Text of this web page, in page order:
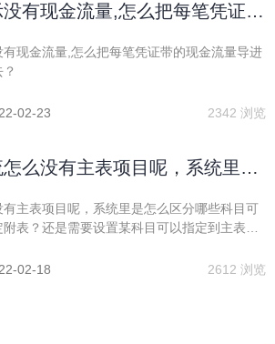
有现金流量,怎么把每笔凭证带
现金流量,怎么把每笔凭证带的现金流量导进
02-23 2342 浏览
么没有主表项目呢，系统里是
置
主表项目呢，系统里是怎么区分哪些科目可
表？还是需要设置某科目可以指定到主表还
02-18 2612 浏览